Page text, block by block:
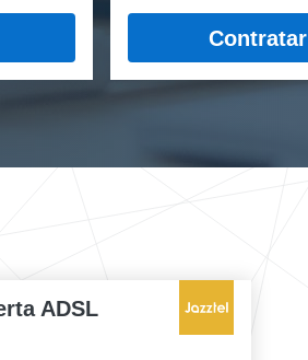
Contratar
ADSL